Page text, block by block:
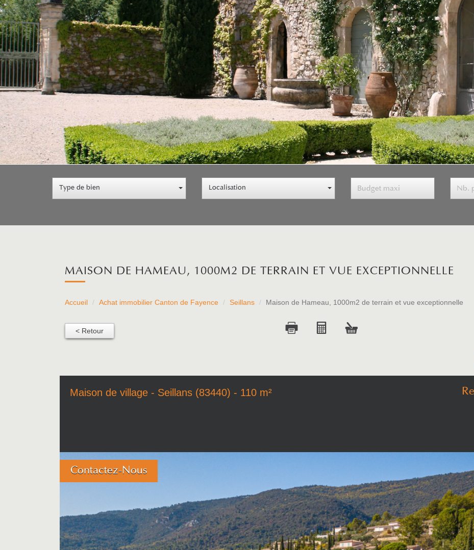
Type de bien Localisation
MAISON DE HAMEAU, 1000M2 DE TERRAIN ET VUE EXCEPTIONNELLE
Accueil Achat immobilier Canton de Fayence Seillans Maison de Hameau, 1000m2 de terrain et vue exceptionnelle
< Retour
Maison de village - Seillans (83440) - 110 m²
Contactez-Nous